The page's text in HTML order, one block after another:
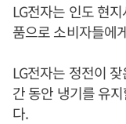
LG전자는 인도 현
품으로 소비자들에
LG전자는 정전이
간 동안 냉기를 유
다.